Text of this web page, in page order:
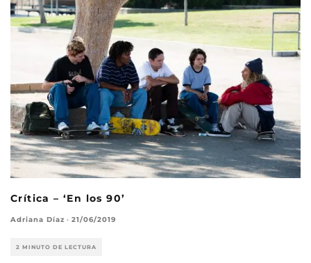
Crítica – ‘En los 90’
Adriana Díaz · 21/06/2019
2 MINUTO DE LECTURA